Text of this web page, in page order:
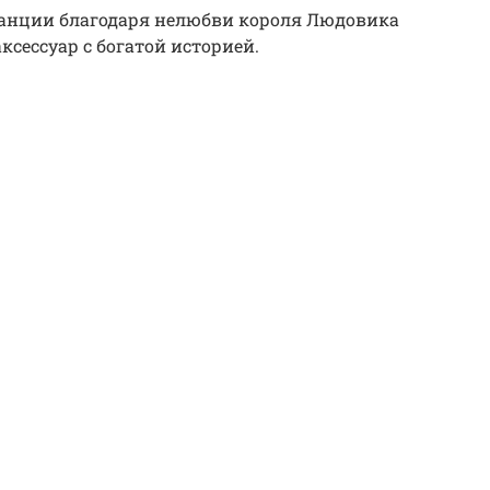
благодаря нелюбви короля Людовика
с богатой историей.